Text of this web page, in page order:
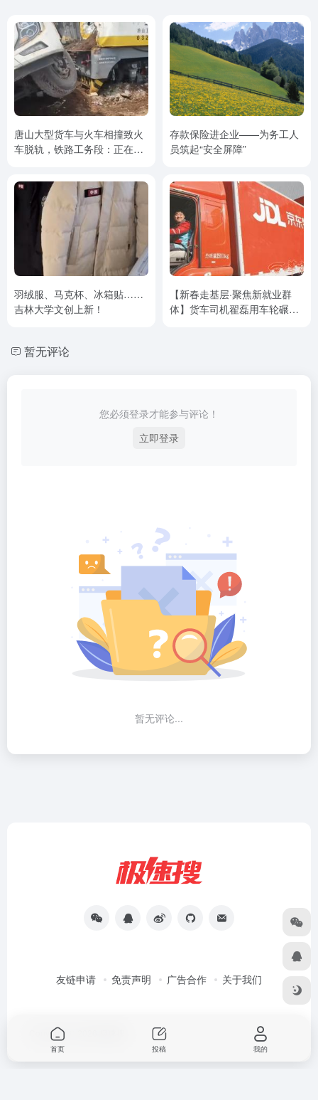
唐山大型货车与火车相撞致火
车脱轨，铁路工务段：正在处
理
存款保险进企业——为务工人
员筑起“安全屏障”
羽绒服、马克杯、冰箱贴……
吉林大学文创上新！
【新春走基层·聚焦新就业群
体】货车司机翟磊用车轮碾出
暂无评论
您必须登录才能参与评论！
立即登录
暂无评论...
友链申请 免责声明 广告合作 关于我们
Copyright © 2026
首页 投稿 我的